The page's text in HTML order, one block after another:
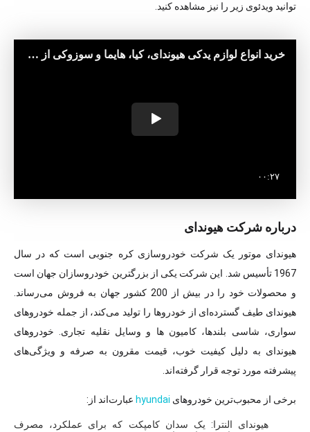
توانید ویدئوی زیر را نیز مشاهده کنید.
درباره شرکت هیوندای
هیوندای موتور یک شرکت خودروسازی کره جنوبی است که در سال
1967 تأسیس شد. این شرکت یکی از بزرگترین خودروسازان جهان است
و محصولات خود را در بیش از 200 کشور جهان به فروش می‌رساند.
هیوندای طیف گسترده‌ای از خودروها را تولید می‌کند، از جمله خودروهای
سواری، شاسی بلندها، کامیون ها و وسایل نقلیه تجاری. خودروهای
هیوندای به دلیل کیفیت خوب، قیمت مقرون به صرفه و ویژگی‌های
پیشرفته مورد توجه قرار گرفته‌اند.
برخی از محبوب‌ترین خودروهای hyundai عبارت‌اند از:
هیوندای النترا: یک سدان کامپکت که برای عملکرد، مصرف